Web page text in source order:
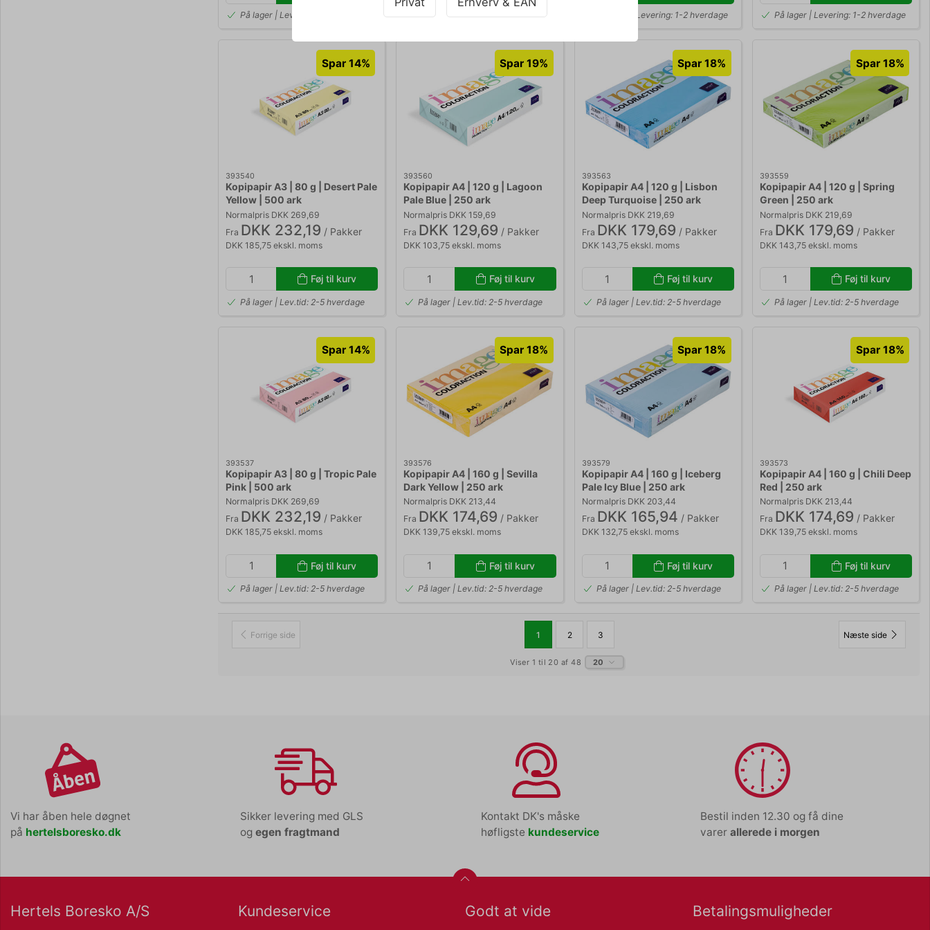
På lager | Levering: 1-2 hverdage På lager | Levering: 1-2 hverdage På lager | Levering: 1-2 hverdage På lager | Levering: 1-2 hverdage
Spar 14%
393540
Kopipapir A3 | 80 g | Desert Pale
Yellow | 500 ark
Normalpris DKK 269,69
Fra DKK 232,19 / Pakker
DKK 185,75 ekskl. moms
Føj til kurv
På lager | Lev.tid: 2-5 hverdage
Spar 19%
393560
Kopipapir A4 | 120 g | Lagoon
Pale Blue | 250 ark
Normalpris DKK 159,69
Fra DKK 129,69 / Pakker
DKK 103,75 ekskl. moms
Føj til kurv
På lager | Lev.tid: 2-5 hverdage
Spar 18%
393563
Kopipapir A4 | 120 g | Lisbon
Deep Turquoise | 250 ark
Normalpris DKK 219,69
Fra DKK 179,69 / Pakker
DKK 143,75 ekskl. moms
Føj til kurv
På lager | Lev.tid: 2-5 hverdage
Spar 18%
393559
Kopipapir A4 | 120 g | Spring
Green | 250 ark
Normalpris DKK 219,69
Fra DKK 179,69 / Pakker
DKK 143,75 ekskl. moms
Føj til kurv
På lager | Lev.tid: 2-5 hverdage
Spar 14%
393537
Kopipapir A3 | 80 g | Tropic Pale
Pink | 500 ark
Normalpris DKK 269,69
Fra DKK 232,19 / Pakker
DKK 185,75 ekskl. moms
Føj til kurv
På lager | Lev.tid: 2-5 hverdage
Spar 18%
393576
Kopipapir A4 | 160 g | Sevilla
Dark Yellow | 250 ark
Normalpris DKK 213,44
Fra DKK 174,69 / Pakker
DKK 139,75 ekskl. moms
Føj til kurv
På lager | Lev.tid: 2-5 hverdage
Spar 18%
393579
Kopipapir A4 | 160 g | Iceberg
Pale Icy Blue | 250 ark
Normalpris DKK 203,44
Fra DKK 165,94 / Pakker
DKK 132,75 ekskl. moms
Føj til kurv
På lager | Lev.tid: 2-5 hverdage
Spar 18%
393573
Kopipapir A4 | 160 g | Chili Deep
Red | 250 ark
Normalpris DKK 213,44
Fra DKK 174,69 / Pakker
DKK 139,75 ekskl. moms
Føj til kurv
På lager | Lev.tid: 2-5 hverdage
Forrige side 1 2 3 Næste side
Viser 1 til 20 af 48 20
Vi har åben hele døgnet
på hertelsboresko.dk
Sikker levering med GLS
ogegen fragtmand
Kontakt DK's måske
høfligste kundeservice
Bestil inden 12.30 og få dine
varer allerede i morgen
Hertels Boresko A/S Kundeservice Godt at vide Betalingsmuligheder